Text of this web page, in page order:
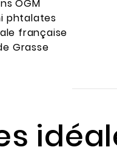
OGM
phtalates
française
Grasse